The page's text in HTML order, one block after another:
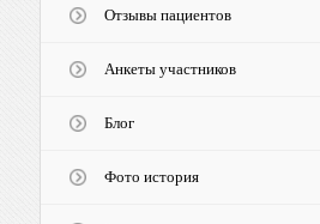
Отзывы пациентов
Анкеты участников
Блог
Фото история